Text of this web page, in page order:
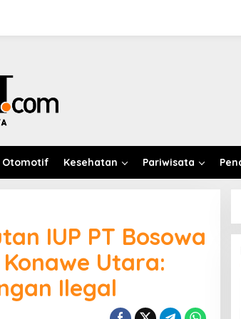
Otomotif Kesehatan Pariwisata
IUP PT Bosowa
Utara:
Ilegal